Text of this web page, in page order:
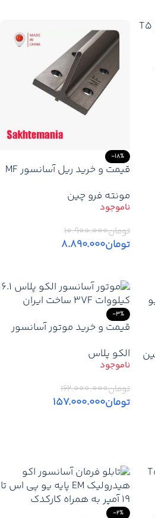
-18%
قیمت و خرید ریل آسانسور MF
مونته فرو چین
تومان۱۰.۹۰۰.۰۰۰
تومان۸.۸۹۰.۰۰۰
-3%
قیمت و خرید موتور آسانسور
نفره
الکو پلاس
تومان۱۶۲.۰۰۰.۰۰۰
تومان۱۵۷.۰۰۰.۰۰۰
-2%